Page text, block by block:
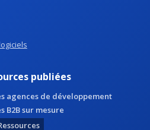
publiées
agences de développement
B2B sur mesure